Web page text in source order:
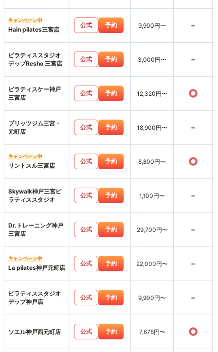
キャンペーン中
Hain pilates三宮店
公式 予約 9,900円〜 -
ピラティススタジオ
デップResho 三宮店
公式 予約 3,000円〜 -
ピラティスケー神戸
三宮店
公式 予約 12,320円〜 ○
プリッツジム三宮・
元町店
公式 予約 18,900円〜 -
キャンペーン中
リントスル三宮店
公式 予約 8,800円〜 ○
Skywalk神戸三宮ピ
ラティススタジオ
公式 予約 1,100円〜 -
Dr.トレーニング神戸
三宮店
公式 予約 29,700円〜 -
キャンペーン中
La pilates神戸元町店
公式 予約 22,000円〜 -
ピラティススタジオ
デップ神戸店
公式 予約 9,900円〜 -
ソエル神戸西元町店 公式 予約 7,678円〜 ○